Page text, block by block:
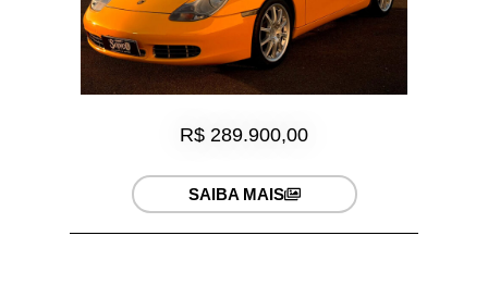
R$ 289.900,00
SAIBA MAIS